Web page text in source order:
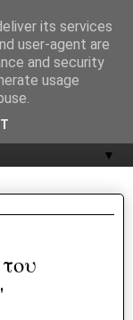
▼
its services
user-agent are
and security
usage